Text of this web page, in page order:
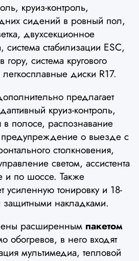
круиз-контроль,
сидений в ровный пол,
двухсекционное
система стабилизации ESC,
гору, система кругового
диски R17.
предлагает
круиз-контроль,
полосе, распознавание
о выезде с
столкновения,
светом, ассистента
и по шоссе. Также
усиленную тонировку и 18-
накладками.
расширенным пакетом
обогревов, в него входят
мультимедиа, тепловой